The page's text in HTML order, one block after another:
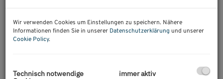
klassischen Finanzierungsstruktur mit Senior Loan
Wir verwenden Cookies um Einstellungen zu speichern. Nähere
Informationen finden Sie in unserer Datenschutzerklärung und unserer
Cookie Policy.
Technisch notwendige
immer aktiv